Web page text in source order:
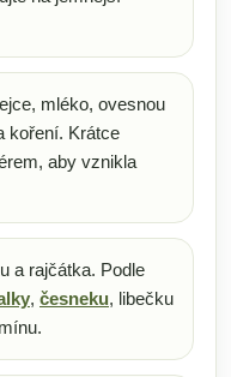
mléko, ovesnou
koření. Krátce
aby vznikla
a rajčátka. Podle
, česneku, libečku